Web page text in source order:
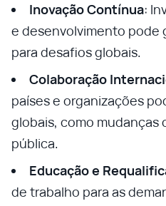
Inovação Contínua:
e desenvolvimento pode
para desafios globais.
Colaboração
países e organizações
globais, como mudanças
pública.
Educação e
de trabalho para as